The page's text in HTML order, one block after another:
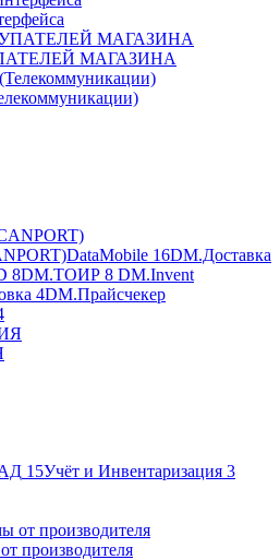
МАГАЗИНА
DataMobile 16DM.Доставка
8DM.ТОИР 8 DM.Invent
4DM.Прайсчекер
15Учёт и Инвентаризация 3
производителя